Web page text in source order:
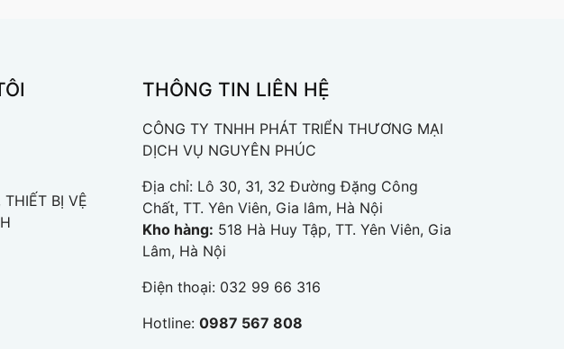
THIẾT BỊ VỆ
THÔNG TIN LIÊN HỆ
CÔNG TY TNHH PHÁT TRIỂN THƯƠNG MẠI
DỊCH VỤ NGUYÊN PHÚC
Địa chỉ: Lô 30, 31, 32 Đường Đặng Công
Chất, TT. Yên Viên, Gia lâm, Hà Nội
Kho hàng: 518 Hà Huy Tập, TT. Yên Viên, Gia
Lâm, Hà Nội
Điện thoại: 032 99 66 316
Hotline: 0987 567 808